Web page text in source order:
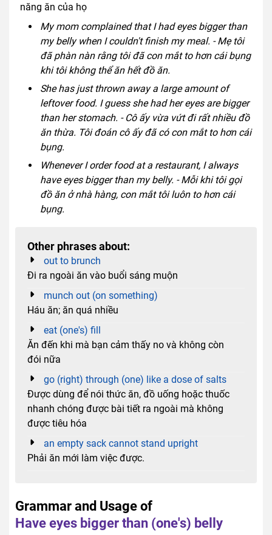
năng ăn của họ
My mom complained that I had eyes bigger than
my belly when I couldn't finish my meal. - Mẹ tôi
đã phàn nàn rằng tôi đã con mắt to hơn cái bụng
khi tôi không thể ăn hết đồ ăn.
She has just thrown away a large amount of
leftover food. I guess she had her eyes are bigger
than her stomach. - Cô ấy vừa vứt đi rất nhiều đồ
ăn thừa. Tôi đoán cô ấy đã có con mắt to hơn cái
bụng.
Whenever I order food at a restaurant, I always
have eyes bigger than my belly. - Mỗi khi tôi gọi
đồ ăn ở nhà hàng, con mắt tôi luôn to hơn cái
bụng.
Other phrases about:
out to brunch
Đi ra ngoài ăn vào buổi sáng muộn
munch out (on something)
Háu ăn; ăn quá nhiều
eat (one's) fill
Ăn đến khi mà bạn cảm thấy no và không còn
đói nữa
go (right) through (one) like a dose of salts
Được dùng để nói thức ăn, đồ uống hoặc thuốc
nhanh chóng được bài tiết ra ngoài mà không
được tiêu hóa
an empty sack cannot stand upright
Phải ăn mới làm việc được.
Grammar and Usage of
Have eyes bigger than (one's) belly